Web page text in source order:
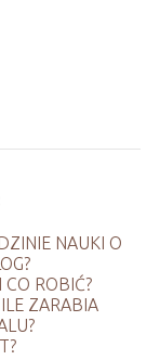
NAUKI O
CO ROBIĆ?
ZARABIA